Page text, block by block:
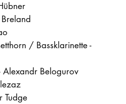
/ Bassklarinette -
Alexandr Belogurov
Tudge